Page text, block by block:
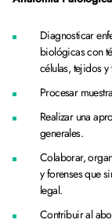
Diagnosticar
biológicas con
células, tejidos y
Procesar
Realizar una
generales.
Colaborar,
y forenses que
legal.
Contribuir al